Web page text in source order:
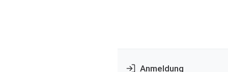
Anmeldung